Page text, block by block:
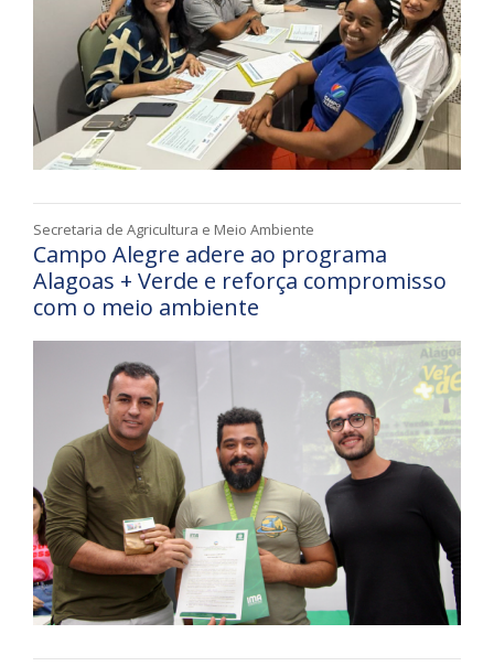
Secretaria de Agricultura e Meio Ambiente
Campo Alegre adere ao programa
Alagoas + Verde e reforça compromisso
com o meio ambiente